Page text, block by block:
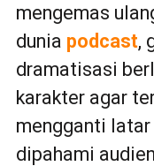
mengemas
dunia podcast,
dramatisasi
karakter agar
mengganti
dipahami